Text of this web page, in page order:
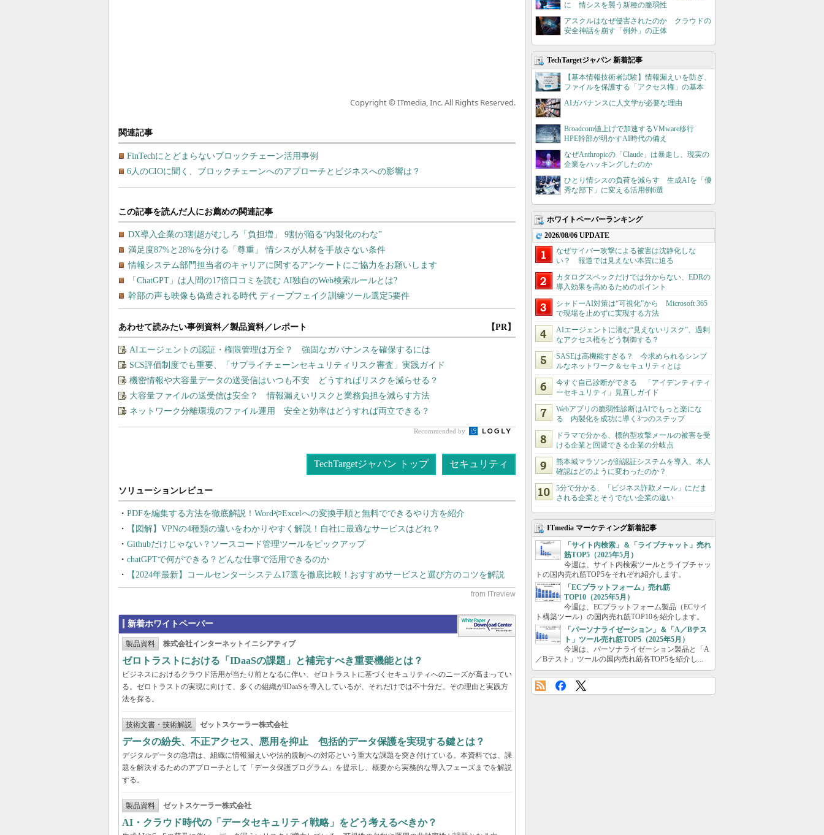
Copyright © ITmedia, Inc. All Rights Reserved.
関連記事
FinTechにとどまらないブロックチェーン活用事例
6人のCIOに聞く、ブロックチェーンへのアプローチとビジネスへの影響は？
あわせて読みたい事例資料／製品資料／レポート 【PR】
AIエージェントの認証・権限管理は万全？ 強固なガバナンスを確保するには
SCS評価制度でも重要、「サプライチェーンセキュリティリスク審査」実践ガイド
機密情報や大容量データの送受信はいつも不安 どうすればリスクを減らせる？
大容量ファイルの送受信は安全？ 情報漏えいリスクと業務負担を減らす方法
ネットワーク分離環境のファイル運用 安全と効率はどうすれば両立できる？
Recommended by
TechTargetジャパン トップ セキュリティ
PDFを編集する方法を徹底解説！WordやExcelへの変換手順と無料でできるやり方を紹介
【図解】VPNの4種類の違いをわかりやすく解説！自社に最適なサービスはどれ？
Githubだけじゃない？ソースコード管理ツールをピックアップ
chatGPTで何ができる？どんな仕事で活用できるのか
【2024年最新】コールセンターシステム17選を徹底比較！おすすめサービスと選び方のコツを解説
新着ホワイトペーパー
製品資料 株式会社インターネットイニシアティブ
ゼロトラストにおける「IDaaSの課題」と補完すべき重要機能とは？
ビジネスにおけるクラウド活用が当たり前となるに伴い、ゼロトラストに基づくセキュリティへのニーズが高まってい
る。ゼロトラストの実現に向けて、多くの組織がIDaaSを導入しているが、それだけでは不十分だ。その理由と実践方
法を探る。
技術文書・技術解説 ゼットスケーラー株式会社
データの紛失、不正アクセス、悪用を抑止 包括的データ保護を実現する鍵とは？
デジタルデータの急増は、組織に情報漏えいや法的規制への対応という重大な課題を突き付けている。本資料では、課
題を解決するためのアプローチとして「データ保護プログラム」を提示し、概要から実務的な導入フェーズまでを解説
する。
製品資料 ゼットスケーラー株式会社
AI・クラウド時代の「データセキュリティ戦略」をどう考えるべきか？
に 情シスを襲う新種の脆弱性
アスクルはなぜ侵害されたのか クラウドの
安全神話を崩す「例外」の正体
TechTargetジャパン 新着記事
【基本情報技術者試験】情報漏えいを防ぎ、
ファイルを保護する「アクセス権」の基本
AIガバナンスに人文学が必要な理由
Broadcom値上げで加速するVMware移行
HPE幹部が明かすAI時代の備え
なぜAnthropicの「Claude」は暴走し、現実の
企業をハッキングしたのか
ひとり情シスの負荷を減らす 生成AIを「優
秀な部下」に変える活用例6選
ホワイトペーパーランキング
2026/08/06 UPDATE
なぜサイバー攻撃による被害は沈静化しな
い？ 報道では見えない本質に迫る
カタログスペックだけでは分からない、EDRの
導入効果を高めるためのポイント
シャドーAI対策は“可視化”から Microsoft 365
で現場を止めずに実現する方法
AIエージェントに潜む“見えないリスク”、過剰
なアクセス権をどう制御する？
SASEは高機能すぎる？ 今求められるシンプ
ルなネットワーク＆セキュリティとは
今すぐ自己診断ができる 「アイデンティティ
ーセキュリティ」見直しガイド
Webアプリの脆弱性診断はAIでもっと楽にな
る 内製化を成功に導く3つのステップ
ドラマで分かる、標的型攻撃メールの被害を受
ける企業と回避できる企業の分岐点
熊本城マラソンが顔認証システムを導入、本人
確認はどのように変わったのか？
5分で分かる、「ビジネス詐欺メール」にだま
される企業とそうでない企業の違い
ITmedia マーケティング新着記事
「サイト内検索」＆「ライブチャット」売れ
筋TOP5（2025年5月）
今週は、サイト内検索ツールとライブチャッ
トの国内売れ筋TOP5をそれぞれ紹介します。
「ECプラットフォーム」売れ筋
TOP10（2025年5月）
今週は、ECプラットフォーム製品（ECサイ
ト構築ツール）の国内売れ筋TOP10を紹介します。
「パーソナライゼーション」＆「A／Bテス
ト」ツール売れ筋TOP5（2025年5月）
今週は、パーソナライゼーション製品と「A
／Bテスト」ツールの国内売れ筋各TOP5を紹介し...